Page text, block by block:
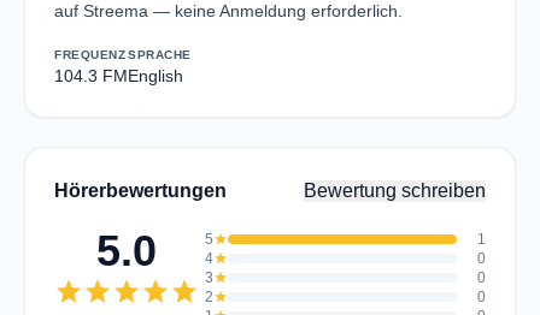
auf Streema — keine Anmeldung erforderlich.
FREQUENZ
104.3 FM
SPRACHE
English
Hörerbewertungen Bewertung schreiben
5.0
starstarstarstarstar
5star
1
4star
0
3star
0
2star
0